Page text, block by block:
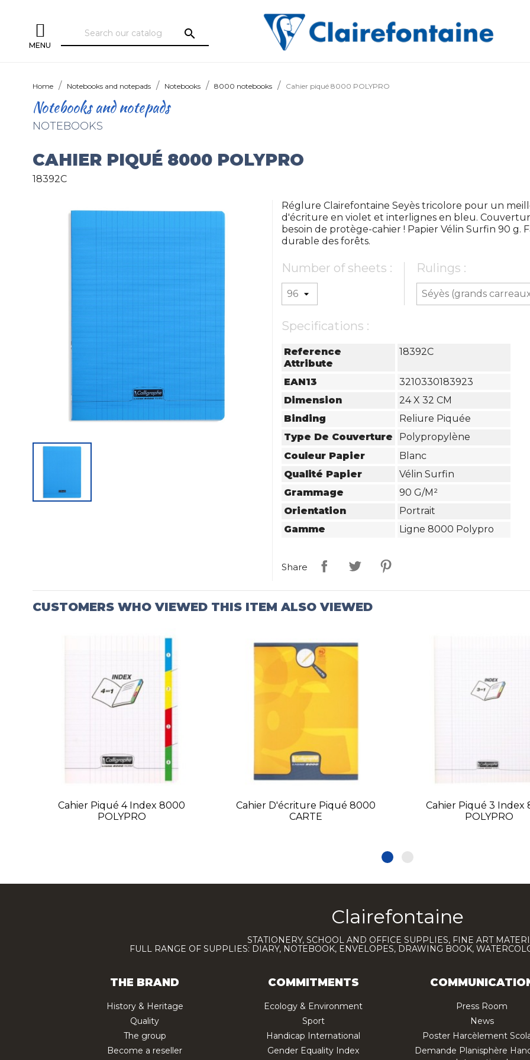
MENU
search
Home Notebooks and notepads Notebooks 8000 notebooks Cahier piqué 8000 POLYPRO
Notebooks and notepads
NOTEBOOKS
CAHIER PIQUÉ 8000 POLYPRO
18392C
Réglure Clairefontaine Seyès tricolore pour un
d'écriture en violet et interlignes en bleu.
besoin de protège-cahier ! Papier Vélin Surfin 90 g.
durable des forêts.
Number of sheets : Rulings :
Specifications :
Reference
Attribute
18392C
EAN13
3210330183923
Dimension
24 X 32 CM
Binding
Reliure Piquée
Type De Couverture
Polypropylène
Couleur Papier
Blanc
Qualité Papier
Vélin Surfin
Grammage
90 G/m²
Orientation
Portrait
Gamme
Ligne 8000 Polypro
Share
CUSTOMERS WHO VIEWED THIS ITEM ALSO VIEWED
Cahier Piqué 4 Index 8000
POLYPRO
Cahier D'écriture Piqué 8000
CARTE
Cahier Piqué 3 Index
POLYPRO
Clairefontaine
STATIONERY, SCHOOL AND OFFICE SUPPLIES, FINE ART
FULL RANGE OF SUPPLIES: DIARY, NOTEBOOK, ENVELOPES, DRAWING BOOK,
THE BRAND
History & Heritage
Quality
The group
Become a reseller
COMMITMENTS
Ecology & Environment
Sport
Handicap International
Gender Equality Index
Press Room
News
Poster Harcèlement
Demande Planisphère